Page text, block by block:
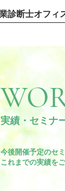
診断士オフィ
実績・セミナ
今後開催予定のセ
これまでの実績を